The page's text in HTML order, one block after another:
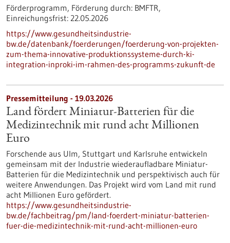
Förderprogramm, Förderung durch: BMFTR,
Einreichungsfrist: 22.05.2026
https://www.gesundheitsindustrie-
bw.de/datenbank/foerderungen/foerderung-von-projekten-
zum-thema-innovative-produktionssysteme-durch-ki-
integration-inproki-im-rahmen-des-programms-zukunft-de
Pressemitteilung - 19.03.2026
Land fördert Miniatur-Batterien für die
Medizintechnik mit rund acht Millionen
Euro
Forschende aus Ulm, Stuttgart und Karlsruhe entwickeln
gemeinsam mit der Industrie wiederaufladbare Miniatur-
Batterien für die Medizintechnik und perspektivisch auch für
weitere Anwendungen. Das Projekt wird vom Land mit rund
acht Millionen Euro gefördert.
https://www.gesundheitsindustrie-
bw.de/fachbeitrag/pm/land-foerdert-miniatur-batterien-
fuer-die-medizintechnik-mit-rund-acht-millionen-euro